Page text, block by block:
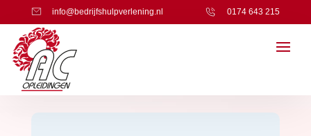
info@bedrijfshulpverlening.nl 0174 643 215